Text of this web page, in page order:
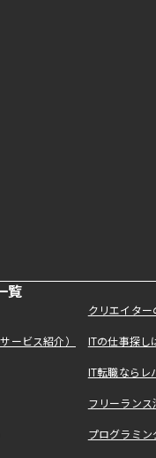
覧
クリエイタ
ービス紹介） ITの仕事探
IT転職なら
フリーラン
プログラミ